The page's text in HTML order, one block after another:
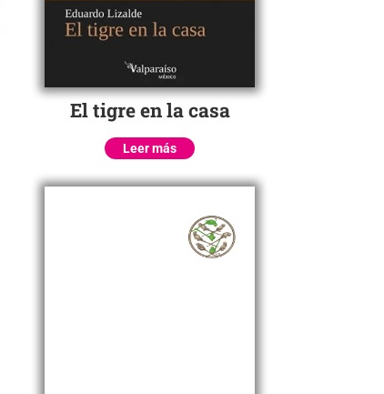
El tigre en la casa
Leer más